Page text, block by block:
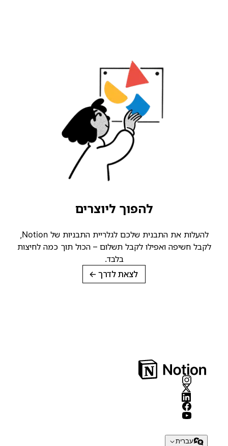
להפוך ליוצרים
להעלות את התבנית שלכם לגלריית התבניות של Notion,
לקבל חשיפה ואפילו לקבל תשלום – הכול תוך כמה לחיצות
בלבד.
לצאת לדרך→
עברית